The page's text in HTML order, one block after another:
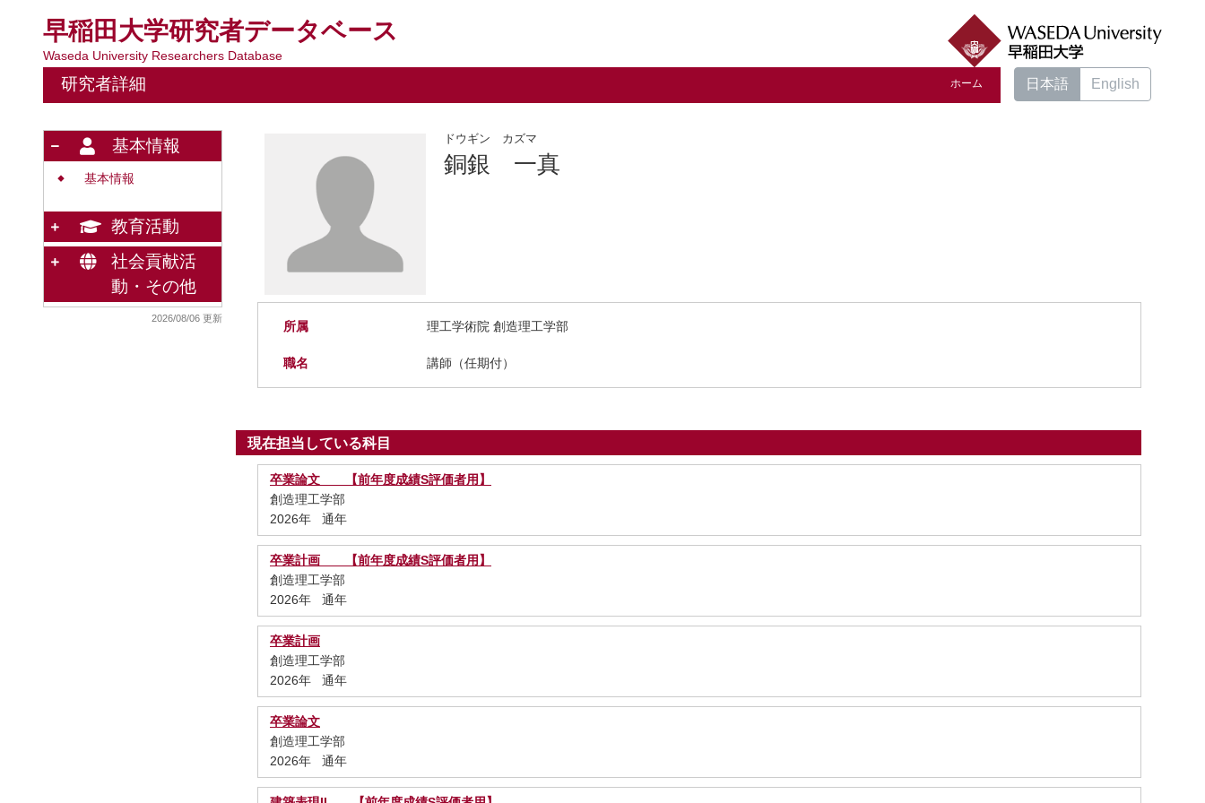
早稲田大学研究者データベース
Waseda University Researchers Database
研究者詳細 ホーム 日本語 English
基本情報
◆ 基本情報
教育活動
社会貢献活
動・その他
2026/08/06 更新
ドウギン カズマ
銅銀 一真
所属 理工学術院 創造理工学部
職名 講師（任期付）
現在担当している科目
卒業論文 【前年度成績S評価者用】
創造理工学部
2026年 通年
卒業計画 【前年度成績S評価者用】
創造理工学部
2026年 通年
卒業計画
創造理工学部
2026年 通年
卒業論文
創造理工学部
2026年 通年